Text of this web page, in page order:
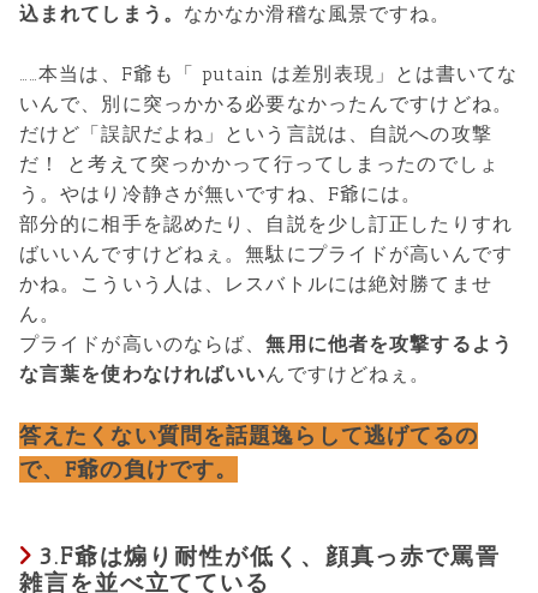
込まれてしまう。 なかなか滑稽な風景ですね。
……本当は、F爺も「 putain は差別表現」とは書いてな
いんで、別に突っかかる必要なかったんですけどね。
だけど「誤訳だよね」という言説は、自説への攻撃
だ！ と考えて突っかかって行ってしまったのでしょ
う。やはり冷静さが無いですね、F爺には。
部分的に相手を認めたり、自説を少し訂正したりすれ
ばいいんですけどねぇ。無駄にプライドが高いんです
かね。こういう人は、レスバトルには絶対勝てませ
ん。
プライドが高いのならば、無用に他者を攻撃するよう
な言葉を使わなければいいんですけどねぇ。
答えたくない質問を話題逸らして逃げてるの
で、F爺の負けです。
3.F爺は煽り耐性が低く、顔真っ赤で罵詈
雑言を並べ立てている